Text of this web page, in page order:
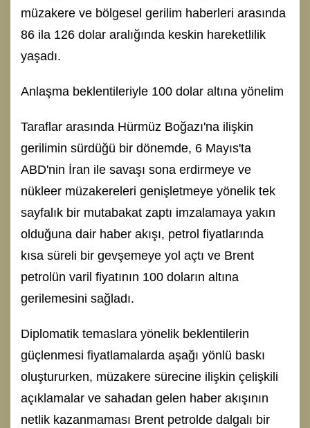
müzakere ve bölgesel gerilim haberleri arasında
86 ila 126 dolar aralığında keskin hareketlilik
yaşadı.
Anlaşma beklentileriyle 100 dolar altına yönelim
Taraflar arasında Hürmüz Boğazı'na ilişkin
gerilimin sürdüğü bir dönemde, 6 Mayıs'ta
ABD'nin İran ile savaşı sona erdirmeye ve
nükleer müzakereleri genişletmeye yönelik tek
sayfalık bir mutabakat zaptı imzalamaya yakın
olduğuna dair haber akışı, petrol fiyatlarında
kısa süreli bir gevşemeye yol açtı ve Brent
petrolün varil fiyatının 100 doların altına
gerilemesini sağladı.
Diplomatik temaslara yönelik beklentilerin
güçlenmesi fiyatlamalarda aşağı yönlü baskı
oluştururken, müzakere sürecine ilişkin çelişkili
açıklamalar ve sahadan gelen haber akışının
netlik kazanmaması Brent petrolde dalgalı bir